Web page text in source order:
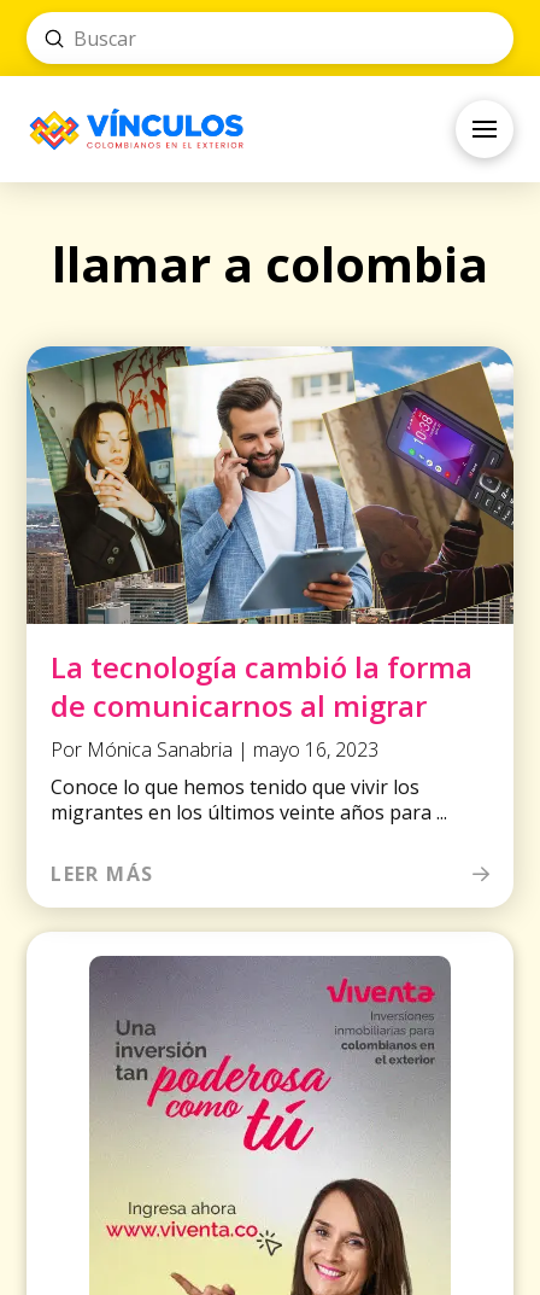
Search
Submit
llamar a colombia
La tecnología cambió la forma
de comunicarnos al migrar
Por Mónica Sanabria | mayo 16, 2023
Conoce lo que hemos tenido que vivir los
migrantes en los últimos veinte años para ...
LEER MÁS